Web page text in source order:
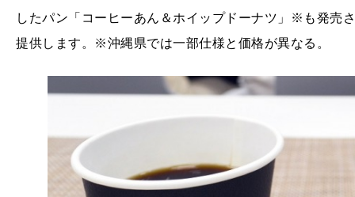
したパン「コーヒーあん＆ホイップドーナツ」※も発売
提供します。※沖縄県では一部仕様と価格が異なる。